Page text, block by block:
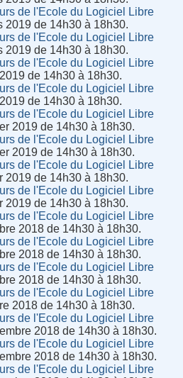
de l'Ecole du Logiciel Libre
2019 de 14h30 à 18h30.
de l'Ecole du Logiciel Libre
2019 de 14h30 à 18h30.
de l'Ecole du Logiciel Libre
de 14h30 à 18h30.
de l'Ecole du Logiciel Libre
de 14h30 à 18h30.
de l'Ecole du Logiciel Libre
2019 de 14h30 à 18h30.
de l'Ecole du Logiciel Libre
2019 de 14h30 à 18h30.
de l'Ecole du Logiciel Libre
2019 de 14h30 à 18h30.
de l'Ecole du Logiciel Libre
2019 de 14h30 à 18h30.
de l'Ecole du Logiciel Libre
2018 de 14h30 à 18h30.
de l'Ecole du Logiciel Libre
2018 de 14h30 à 18h30.
de l'Ecole du Logiciel Libre
2018 de 14h30 à 18h30.
de l'Ecole du Logiciel Libre
2018 de 14h30 à 18h30.
de l'Ecole du Logiciel Libre
2018 de 14h30 à 18h30.
de l'Ecole du Logiciel Libre
2018 de 14h30 à 18h30.
de l'Ecole du Logiciel Libre